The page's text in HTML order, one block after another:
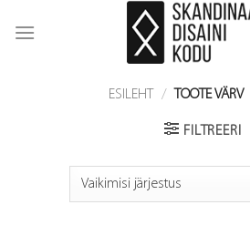
ESILEHT / TOOTE VÄRV
FILTREERI